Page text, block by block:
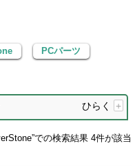
PCパーツ
ひらく +
”での検索結果 4件が該当